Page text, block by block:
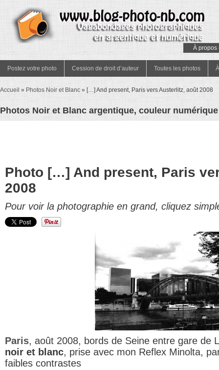
À propos
Postez votre photo Cession de droit d’auteur Toutes les photos
Accueil » Photos Noir et Blanc » […] And present, Paris vers Austerlitz, août 2008
Photos Noir et Blanc argentique, couleur
Photo […] And present, Paris
2008
Pour voir la photographie en grand, cliquez
Paris, août 2008, bords de Seine entre gare de
noir et blanc, prise avec mon Reflex Minolta,
faibles contrastes